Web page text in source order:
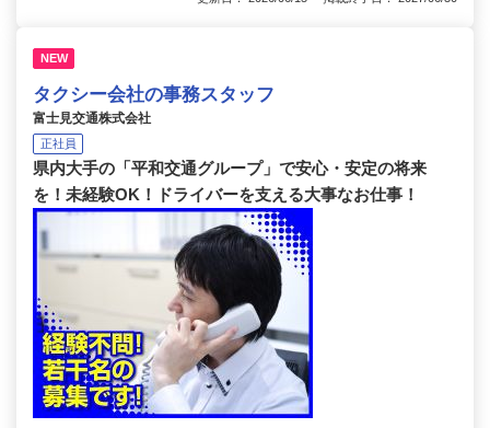
NEW
タクシー会社の事務スタッフ
富士見交通株式会社
正社員
県内大手の「平和交通グループ」で安心・安定の将来
を！未経験OK！ドライバーを支える大事なお仕事！